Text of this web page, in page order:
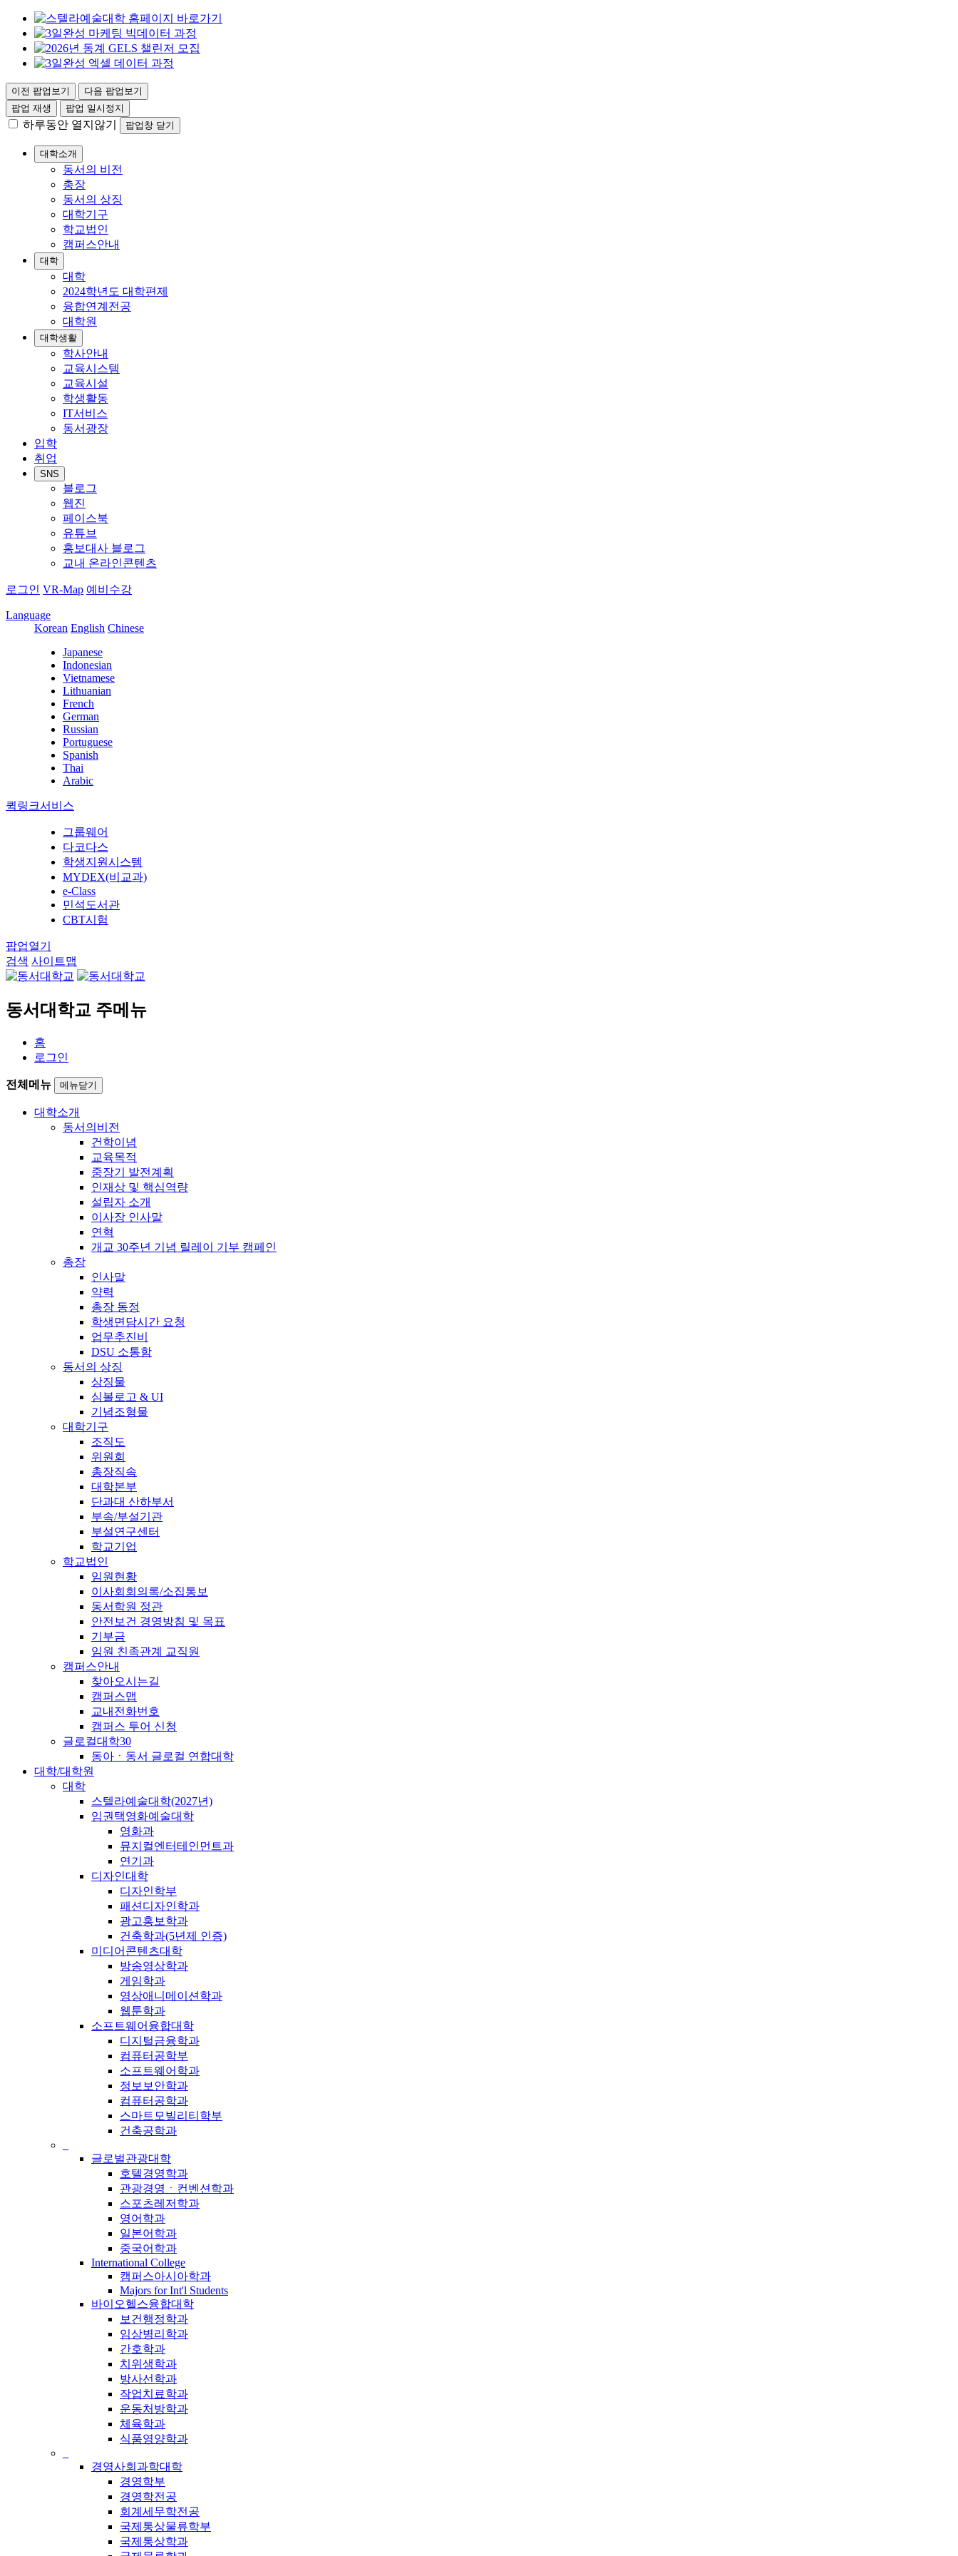
이전 팝업보기
다음 팝업보기
팝업 재생
팝업 일시정지
하루동안 열지않기 팝업창 닫기
대학소개
동서의 비전
총장
동서의 상징
대학기구
학교법인
캠퍼스안내
대학
대학
2024학년도 대학편제
융합연계전공
대학원
대학생활
학사안내
교육시스템
교육시설
학생활동
IT서비스
동서광장
입학
취업
SNS
블로그
웹진
페이스북
유튜브
홍보대사 블로그
교내 온라인콘텐츠
로그인 VR-Map 예비수강
Language
Korean English Chinese
Japanese
Indonesian
Vietnamese
Lithuanian
French
German
Russian
Portuguese
Spanish
Thai
Arabic
퀵링크서비스
그룹웨어
다코다스
학생지원시스템
MYDEX(비교과)
e-Class
민석도서관
CBT시험
팝업열기
검색 사이트맵
동서대학교 주메뉴
홈
로그인
전체메뉴 메뉴닫기
대학소개
동서의비전
건학이념
교육목적
중장기 발전계획
인재상 및 핵심역량
설립자 소개
이사장 인사말
연혁
개교 30주년 기념 릴레이 기부 캠페인
총장
인사말
약력
총장 동정
학생면담시간 요청
업무추진비
DSU 소통함
동서의 상징
상징물
심볼로고 & UI
기념조형물
대학기구
조직도
위원회
총장직속
대학본부
단과대 산하부서
부속/부설기관
부설연구센터
학교기업
학교법인
임원현황
이사회회의록/소집통보
동서학원 정관
안전보건 경영방침 및 목표
기부금
임원 친족관계 교직원
캠퍼스안내
찾아오시는길
캠퍼스맵
교내전화번호
캠퍼스 투어 신청
글로컬대학30
동아ㆍ동서 글로컬 연합대학
대학/대학원
대학
스텔라예술대학(2027년)
임권택영화예술대학
영화과
뮤지컬엔터테인먼트과
연기과
디자인대학
디자인학부
패션디자인학과
광고홍보학과
건축학과(5년제 인증)
미디어콘텐츠대학
방송영상학과
게임학과
영상애니메이션학과
웹툰학과
소프트웨어융합대학
디지털금융학과
컴퓨터공학부
소프트웨어학과
정보보안학과
컴퓨터공학과
스마트모빌리티학부
건축공학과
글로벌관광대학
호텔경영학과
관광경영ㆍ컨벤션학과
스포츠레저학과
영어학과
일본어학과
중국어학과
International College
캠퍼스아시아학과
Majors for Int'l Students
바이오헬스융합대학
보건행정학과
임상병리학과
간호학과
치위생학과
방사선학과
작업치료학과
운동처방학과
체육학과
식품영양학과
경영사회과학대학
경영학부
경영학전공
회계세무학전공
국제통상물류학부
국제통상학과